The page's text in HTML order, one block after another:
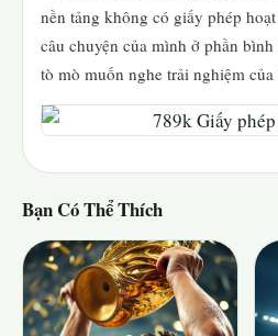
nền tảng không có giấy phép
câu chuyện của mình ở phần
tò mò muốn nghe trải nghiệm của
Bạn Có Thể Thích